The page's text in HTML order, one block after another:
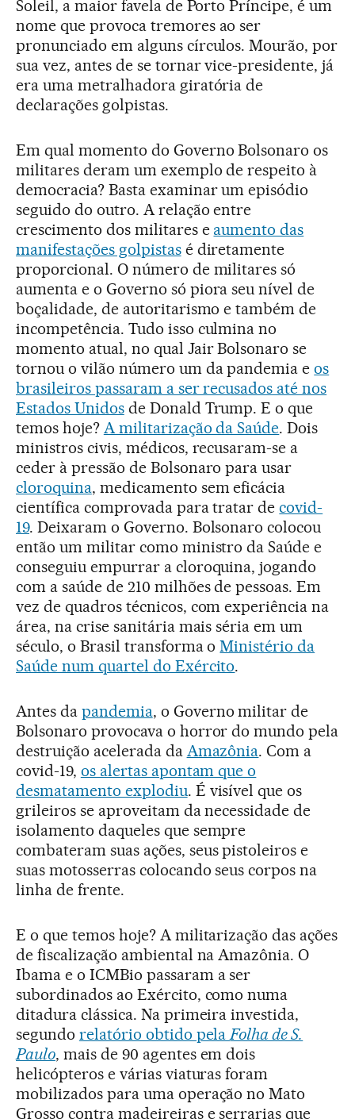
Soleil, a maior favela de Porto Príncipe, é um
nome que provoca tremores ao ser
pronunciado em alguns círculos. Mourão, por
sua vez, antes de se tornar vice-presidente, já
era uma metralhadora giratória de
declarações golpistas.
Em qual momento do Governo Bolsonaro os
militares deram um exemplo de respeito à
democracia? Basta examinar um episódio
seguido do outro. A relação entre
crescimento dos militares e aumento das
manifestações golpistasé diretamente
proporcional. O número de militares só
aumenta e o Governo só piora seu nível de
boçalidade, de autoritarismo e também de
incompetência. Tudo isso culmina no
momento atual, no qual Jair Bolsonaro se
tornou o vilão número um da pandemia eos
brasileiros passaram a ser recusados até nos
Estados Unidosde Donald Trump. E o que
temos hoje? A militarização da Saúde. Dois
ministros civis, médicos, recusaram-se a
ceder à pressão de Bolsonaro para usar
cloroquina, medicamento sem eficácia
científica comprovada para tratar decovid-
19. Deixaram o Governo. Bolsonaro colocou
então um militar como ministro da Saúde e
conseguiu empurrar a cloroquina, jogando
com a saúde de 210 milhões de pessoas. Em
vez de quadros técnicos, com experiência na
área, na crise sanitária mais séria em um
século, o Brasil transforma oMinistério da
Saúde num quartel do Exército.
Antes da pandemia, o Governo militar de
Bolsonaro provocava o horror do mundo pela
destruição acelerada da Amazônia. Com a
covid-19, os alertas apontam que o
desmatamento explodiu. É visível que os
grileiros se aproveitam da necessidade de
isolamento daqueles que sempre
combateram suas ações, seus pistoleiros e
suas motosserras colocando seus corpos na
linha de frente.
E o que temos hoje? A militarização das ações
de fiscalização ambiental na Amazônia. O
Ibama e o ICMBio passaram a ser
subordinados ao Exército, como numa
ditadura clássica. Na primeira investida,
segundo relatório obtido pelaFolha de S.
Paulo, mais de 90 agentes em dois
helicópteros e várias viaturas foram
mobilizados para uma operação no Mato
Grosso contra madeireiras e serrarias que